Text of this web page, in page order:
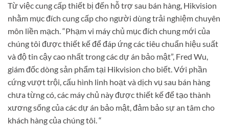
Từ việc cung cấp thiết bị đến hỗ trợ sau bán hàng, Hikvision
nhằm mục đích cung cấp cho người dùng trải nghiệm chuyên
môn liền mạch. “Phạm vi máy chủ mục đích chung mới của
chúng tôi được thiết kế để đáp ứng các tiêu chuẩn hiệu suất
và độ tin cậy cao nhất trong các dự án bảo mật”, Fred Wu,
giám đốc dòng sản phẩm tại Hikvision cho biết. Với phần
cứng vượt trội, cấu hình linh hoạt và dịch vụ sau bán hàng
chưa từng có, các máy chủ này được thiết kế để tạo thành
xương sống của các dự án bảo mật, đảm bảo sự an tâm cho
khách hàng của chúng tôi. “